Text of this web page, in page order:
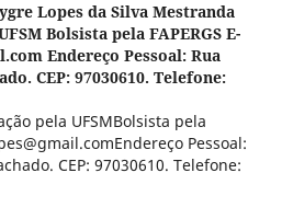
Lopes da Silva Mestranda
Bolsista pela FAPERGS E-
Endereço Pessoal: Rua
CEP: 97030610. Telefone:
pela UFSMBolsista pela
Pessoal:
CEP: 97030610. Telefone: